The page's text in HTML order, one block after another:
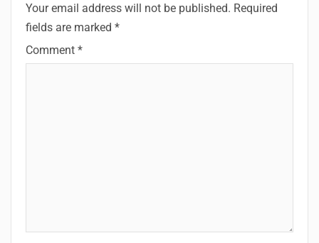
Your email address will not be published. Required
fields are marked *
Comment *